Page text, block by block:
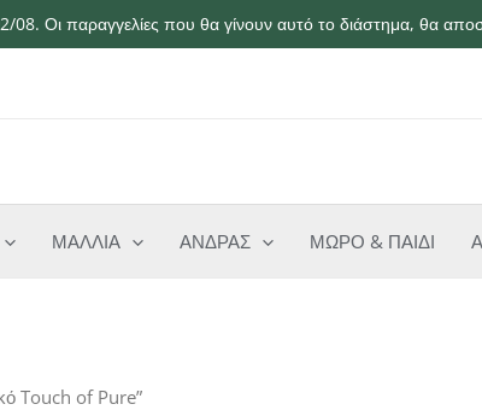
Οι παραγγελίες που θα γίνουν αυτό το διάστημα, θα
ΜΑΛΛΙΑ ΑΝΔΡΑΣ ΜΩΡΟ & ΠΑΙΔΙ
Touch of Pure”